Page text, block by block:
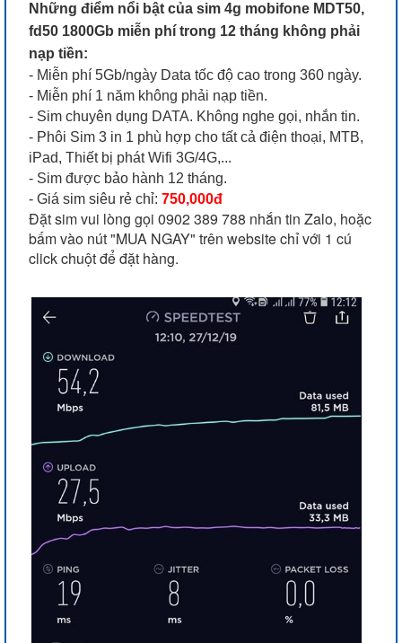
Những điểm nổi bật của sim 4g mobifone MDT50,
fd50 1800Gb miễn phí trong 12 tháng không phải
nạp tiền:
- Miễn phí 5Gb/ngày Data tốc độ cao trong 360 ngày.
- Miễn phí 1 năm không phải nạp tiền.
- Sim chuyên dụng DATA. Không nghe gọi, nhắn tin.
- Phôi Sim 3 in 1 phù hợp cho tất cả điện thoại, MTB,
iPad, Thiết bị phát Wifi 3G/4G,...
- Sim được bảo hành 12 tháng.
- Giá sim siêu rẻ chỉ: 750,000đ
Đặt sim vui lòng gọi 0902 389 788 nhắn tin Zalo, hoặc
bấm vào nút "MUA NGAY" trên website chỉ với 1 cú
click chuột để đặt hàng.